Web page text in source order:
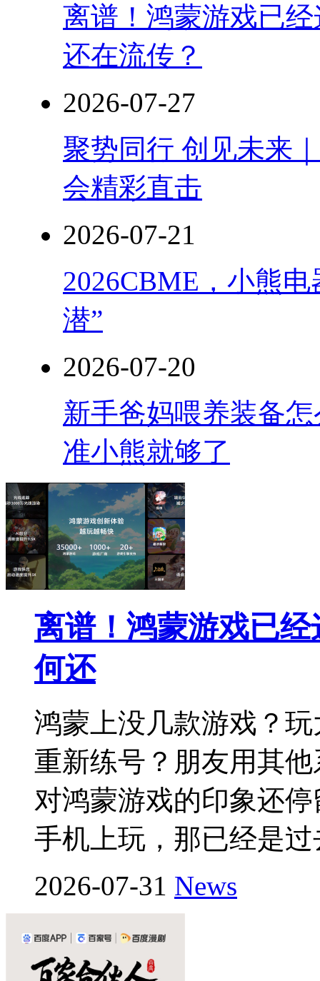
离谱！鸿蒙游戏已
还在流传？
2026-07-27
聚势同行 创见未来
会精彩直击
2026-07-21
2026CBME，小熊
潜”
2026-07-20
新手爸妈喂养装备
准小熊就够了
离谱！鸿蒙游戏已
何还
鸿蒙上没几款游戏？
重新练号？朋友用其
对鸿蒙游戏的印象还
手机上玩，那已经是过
2026-07-31 News